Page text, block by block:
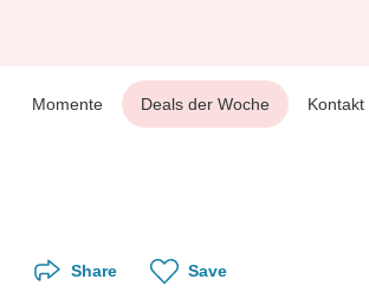
Momente Deals der Woche Kontakt
Share Save